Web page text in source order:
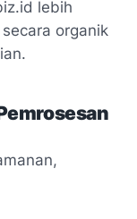
lebih
organik